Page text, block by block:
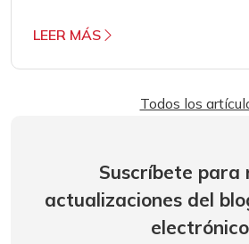
LEER MÁS
Todos los
Suscríbete para
actualizaciones del
electrónico